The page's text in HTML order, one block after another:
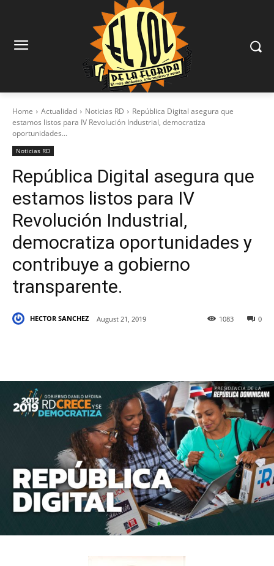
Home Actualidad Noticias RD
República Digital asegura que
estamos listos para IV Revolución Industrial, democratiza
oportunidades...
Noticias RD
República Digital asegura que
estamos listos para IV
Revolución Industrial,
democratiza oportunidades y
contribuye a gobierno
transparente.
HECTOR SANCHEZ August 21, 2019 0
1083